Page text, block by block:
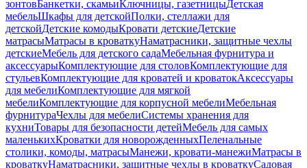
зонтовБанкетки, скамьиКлючницы, газетницыДетская
мебельШкафы для детскойПолки, стеллажи для
детскойДетские комодыКровати детскиеДетские
матрасыМатрасы в кроваткуНаматрасники, защитные чехлы
детскиеМебель для детского садаМебельная фурнитура и
аксессуарыКомплектующие для столовКомплектующие для
стульевКомплектующие для кроватей и кроватокАксессуары
для мебелиКомплектующие для мягкой
мебелиКомплектующие для корпусной мебелиМебельная
фурнитураЧехлы для мебелиСистемы хранения для
кухниТовары для безопасности детейМебель для самых
маленькихКроватки для новорожденныхПеленальные
столики, комоды, матрасыМанежи, кровати-манежиМатрасы в
кроваткуНаматрасники, защитные чехлы в кроваткуСадовая